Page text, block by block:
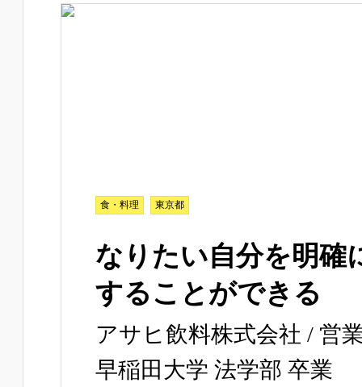
食・料理 東京都
なりたい自分を明確
することができる
アサヒ飲料株式会社 / 営
早稲田大学 法学部 卒業